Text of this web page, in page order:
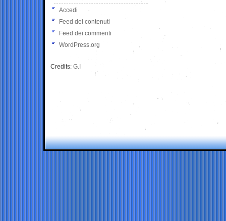
Accedi
Feed dei contenuti
Feed dei commenti
WordPress.org
Credits: G.I